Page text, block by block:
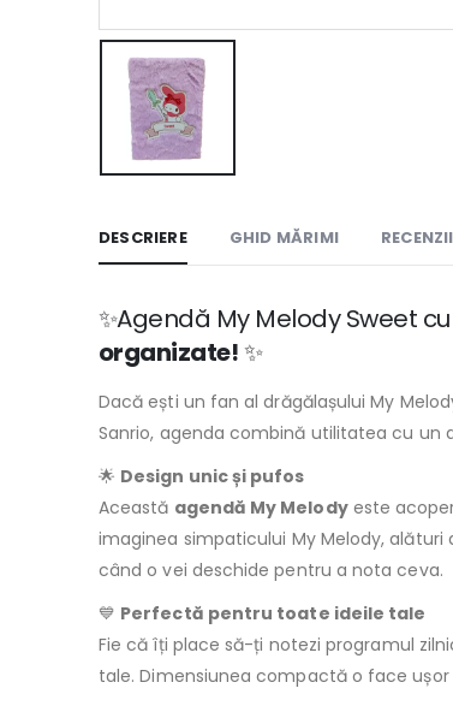
DESCRIERE GHID MĂRIMI
✨Agendă My Melody Sweet
organizate!✨
Dacă ești un fan al drăgălașului My
Sanrio, agenda combină utilitatea cu un
🌟 Design unic și pufos
Această agendă My Melodyeste
imaginea simpaticului My Melody,
când o vei deschide pentru a nota ceva.
💙 Perfectă pentru toate ideile tale
Fie că îți place să-ți notezi programul
tale. Dimensiunea compactă o face